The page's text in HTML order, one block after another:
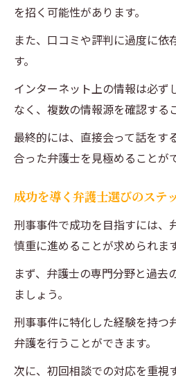
を招く可能性があります。
また、口コミや評判に過度に依
す。
インターネット上の情報は必ず
なく、複数の情報源を確認する
最終的には、直接会って話をす
合った弁護士を見極めることが
成功を導く弁護士選びのステ
刑事事件で成功を目指すには、
慎重に進めることが求められます
まず、弁護士の専門分野と過去
ましょう。
刑事事件に特化した経験を持つ
弁護を行うことができます。
次に、初回相談での対応を重視